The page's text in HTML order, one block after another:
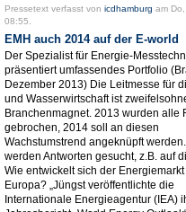
Pressetext verfasst von icdhamburg am
08:55.
EMH auch 2014 auf der E-world
Der Spezialist für Energie-
präsentiert umfassendes Portfolio
Dezember 2013) Die Leitmesse für
und Wasserwirtschaft ist
Branchenmagnet. 2013 wurden alle
gebrochen, 2014 soll an diesen
Wachstumstrend angeknüpft
werden Antworten gesucht, z.B. auf
Wie entwickelt sich der Energiemarkt
Europa? „Jüngst veröffentlichte die
Internationale Energieagentur (IEA)